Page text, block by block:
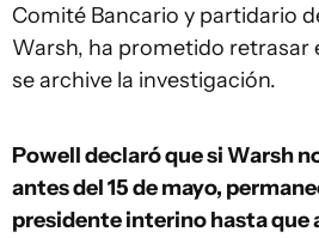
Comité Bancario y partidario
Warsh, ha prometido retrasar
se archive la investigación.
Powell declaró que si Warsh
antes del 15 de mayo,
presidente interino hasta que